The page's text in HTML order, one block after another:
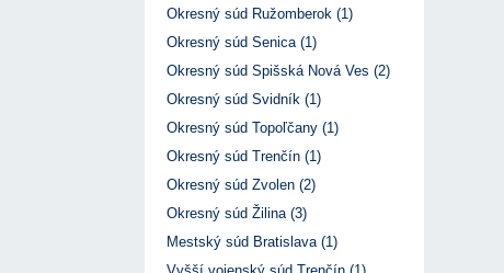
Okresný súd Ružomberok (1)
Okresný súd Senica (1)
Okresný súd Spišská Nová Ves (2)
Okresný súd Svidník (1)
Okresný súd Topoľčany (1)
Okresný súd Trenčín (1)
Okresný súd Zvolen (2)
Okresný súd Žilina (3)
Mestský súd Bratislava (1)